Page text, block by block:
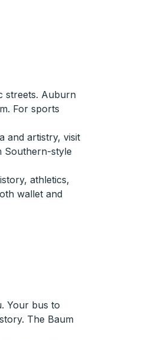
streets. Auburn
For sports
and artistry, visit
Southern-style
athletics,
wallet and
Your bus to
The Baum